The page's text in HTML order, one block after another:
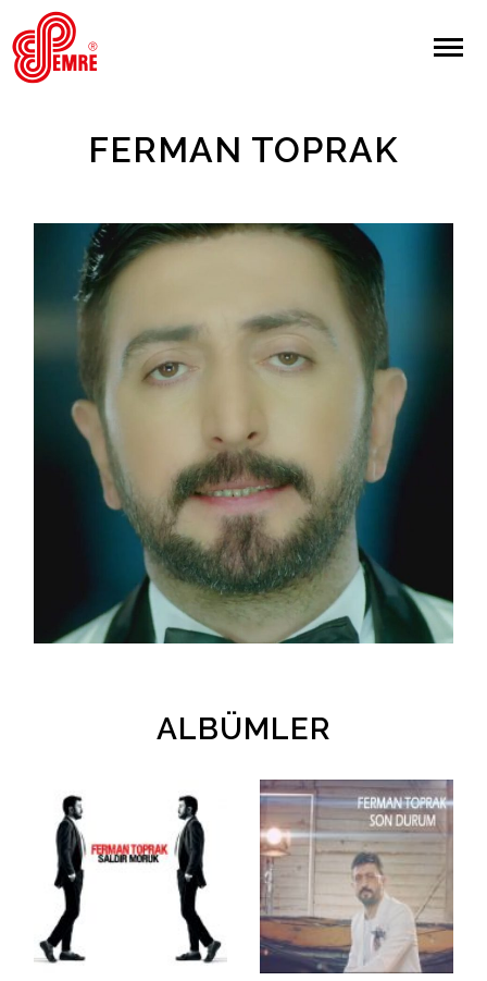
EMRE PLAK
ARAMA
Giriş Yap/Kayıt Ol
Anasayfa
Hakkımızda
Sanatçılar
FERMAN TOPRAK
ALBÜMLER